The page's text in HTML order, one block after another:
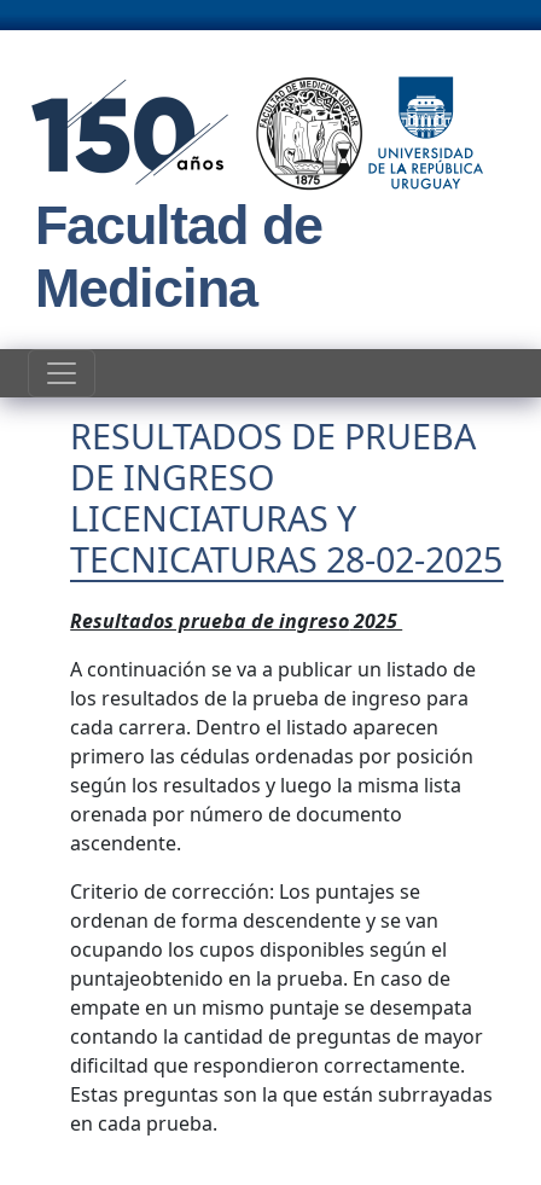
Facultad de
Medicina
RESULTADOS DE PRUEBA
DE INGRESO
LICENCIATURAS Y
TECNICATURAS 28-02-2025
Resultados prueba de ingreso2025
A continuación se va a publicar un listado de
los resultados de la prueba de ingreso para
cada carrera. Dentro el listado aparecen
primero las cédulas ordenadas por posición
según los resultados y luego la misma lista
orenada por número de documento
ascendente.
Criterio de corrección: Los puntajes se
ordenan de forma descendente y se van
ocupando los cupos disponibles según el
puntajeobtenido en la prueba. En caso de
empate en un mismo puntaje se desempata
contando la cantidad de preguntas de mayor
dificiltad que respondieron correctamente.
Estas preguntas son la que están subrrayadas
en cada prueba.